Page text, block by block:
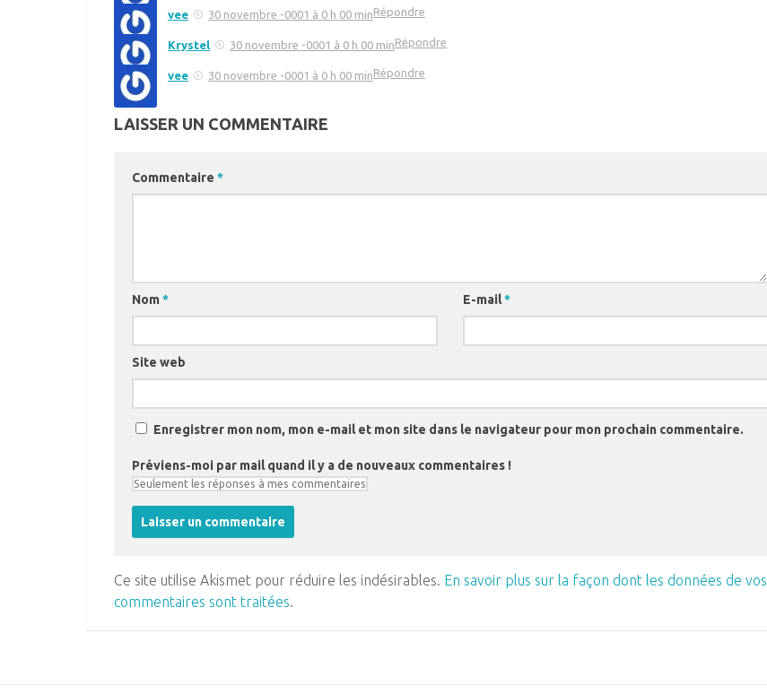
vee 30 novembre -0001 à 0 h 00 minRépondre
Krystel 30 novembre -0001 à 0 h 00 minRépondre
vee 30 novembre -0001 à 0 h 00 minRépondre
LAISSER UN COMMENTAIRE
Commentaire *
Nom * E-mail*
Site web
Enregistrer mon nom, mon e-mail et mon site dans le navigateur pour mon prochain commentaire.
Préviens-moi par mail quand il y a de nouveaux commentaires !
Ce site utilise Akismet pour réduire les indésirables. En savoir plus sur la façon dont les données de vos
commentaires sont traitées.